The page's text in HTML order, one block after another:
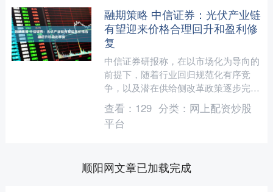
融期策略 中信证券：光伏产业链
有望迎来价格合理回升和盈利修
复
中信证券研报称，在以市场化为导向的
前提下，随着行业回归规范化有序竞
争，以及潜在供给侧改革政策逐步完善
和落地，光伏产业链有望迎来价格合理
回升和盈利修复，基本面有望....
查看： 129 分类： 网上配资炒股
平台
顺阳网文章已加载完成